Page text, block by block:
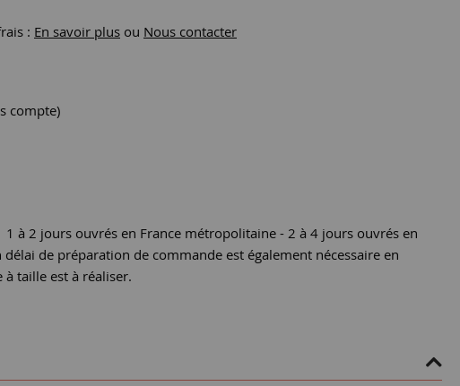
: En savoir plus ou Nous contacter
compte)
1 à 2 jours ouvrés en France métropolitaine - 2 à 4 jours ouvrés en
de préparation de commande est également nécessaire en
taille est à réaliser.